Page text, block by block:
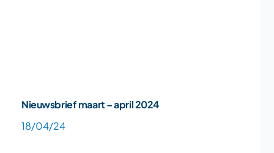
Nieuwsbrief maart – april 2024
18/04/24